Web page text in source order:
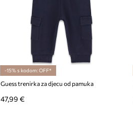
-15% s kodom: OFF*
Guess trenirka za djecu od pamuka
47,99 €